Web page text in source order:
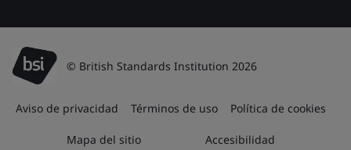
© British Standards Institution 2026
Aviso de privacidad Términos de uso Política de cookies
Mapa del sitio Accesibilidad